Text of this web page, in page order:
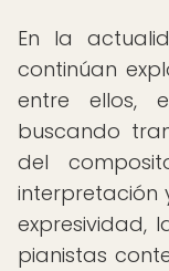
En la
continúan
entre ellos,
buscando
del
interpretación
expresividad,
pianistas